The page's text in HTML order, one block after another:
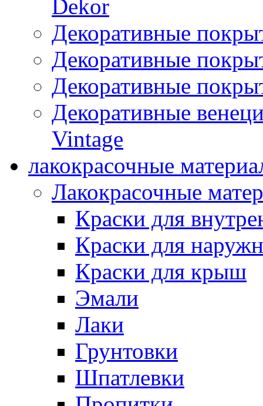
Dekor
Декоративные
Декоративные
Декоративные
Декоративные
Vintage
лакокрасочные
Лакокрасочные
Краски для
Краски для
Краски для крыш
Эмали
Лаки
Грунтовки
Шпатлевки